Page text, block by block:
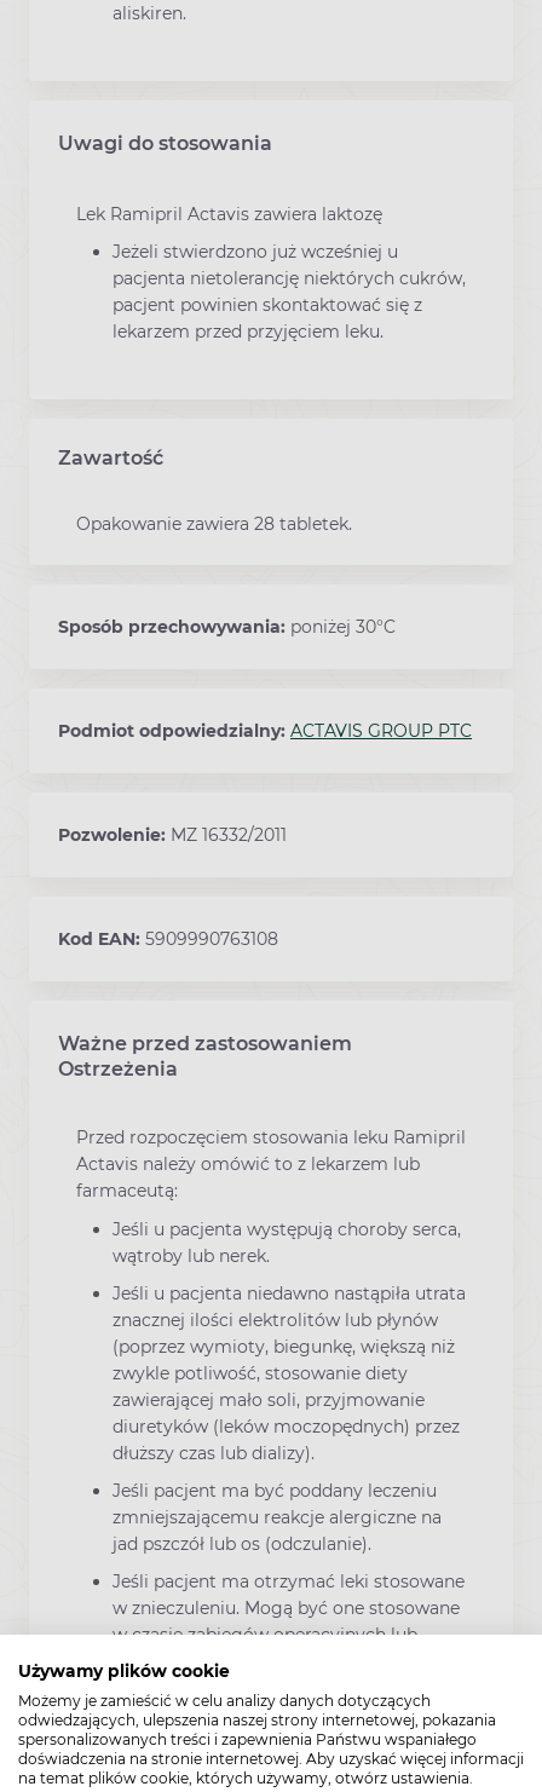
Używamy plików cookie
Możemy je zamieścić w celu analizy danych dotyczących
odwiedzających, ulepszenia naszej strony internetowej, pokazania
spersonalizowanych treści i zapewnienia Państwu wspaniałego
doświadczenia na stronie internetowej. Aby uzyskać więcej informacji
na temat plików cookie, których używamy, otwórz ustawienia.
aliskiren.
Uwagi do stosowania
Lek Ramipril Actavis zawiera laktozę
Jeżeli stwierdzono już wcześniej u
pacjenta nietolerancję niektórych cukrów,
pacjent powinien skontaktować się z
lekarzem przed przyjęciem leku.
Zawartość
Opakowanie zawiera 28 tabletek.
Sposób przechowywania: poniżej 30°C
Podmiot odpowiedzialny: ACTAVIS GROUP PTC
Pozwolenie: MZ 16332/2011
Kod EAN: 5909990763108
Ważne przed zastosowaniem
Ostrzeżenia
Przed rozpoczęciem stosowania leku Ramipril
Actavis należy omówić to z lekarzem lub
farmaceutą:
Jeśli u pacjenta występują choroby serca,
wątroby lub nerek.
Jeśli u pacjenta niedawno nastąpiła utrata
znacznej ilości elektrolitów lub płynów
(poprzez wymioty, biegunkę, większą niż
zwykle potliwość, stosowanie diety
zawierającej mało soli, przyjmowanie
diuretyków (leków moczopędnych) przez
dłuższy czas lub dializy).
Jeśli pacjent ma być poddany leczeniu
zmniejszającemu reakcje alergiczne na
jad pszczół lub os (odczulanie).
Jeśli pacjent ma otrzymać leki stosowane
w znieczuleniu. Mogą być one stosowane
w czasie zabiegów operacyjnych lub
stomatologicznych. Konieczne może być
Actavis na jeden dzień przed zabiegiem.
W razie wątpliwości należy skontaktować
się z lekarzem.